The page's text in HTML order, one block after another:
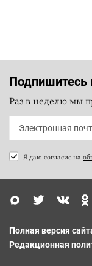
Подпишитесь
Раз в неделю мы
Я даю согласие на
Полная версия
Редакционная